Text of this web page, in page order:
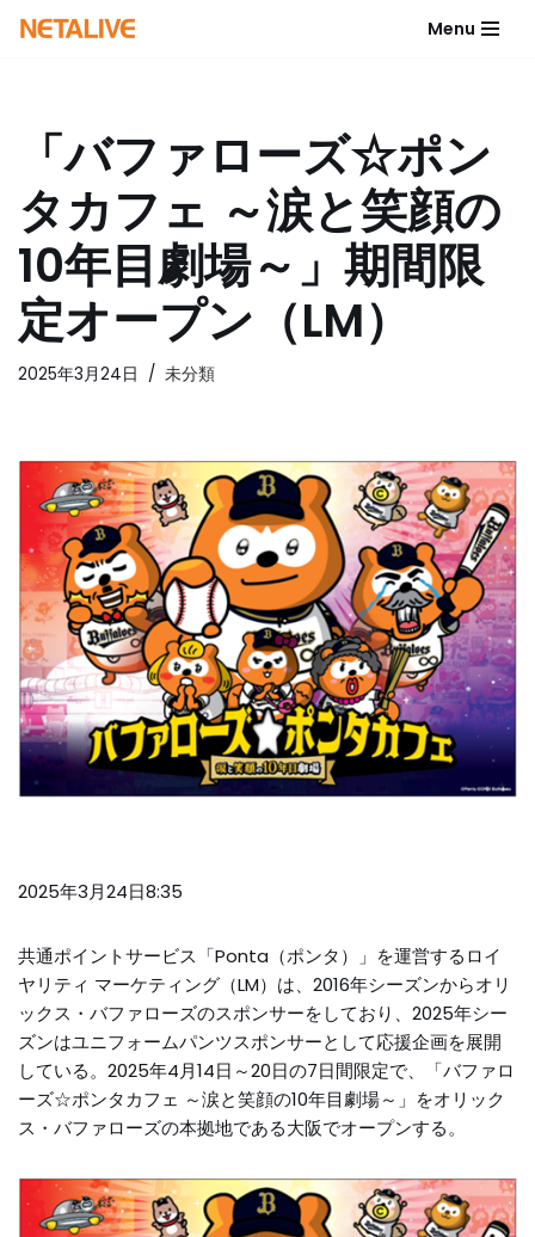
へ
ス
ッ
プ
Menu
「バファローズ☆ポン
タカフェ ～涙と笑顔の
10年目劇場～」期間限
定オープン（LM）
2025年3月24日 未分類
2025年3月24日8:35
共通ポイントサービス「Ponta（ポンタ）」を運営するロイ
ヤリティ マーケティング（LM）は、2016年シーズンからオリ
ックス・バファローズのスポンサーをしており、2025年シー
ズンはユニフォームパンツスポンサーとして応援企画を展開
している。2025年4月14日～20日の7日間限定で、「バファロ
ーズ☆ポンタカフェ ～涙と笑顔の10年目劇場～」をオリック
ス・バファローズの本拠地である大阪でオープンする。